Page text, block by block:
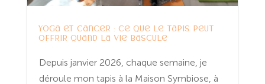
Yoga et cancer : ce que le tapis peut
offrir quand la vie bascule
Depuis janvier 2026, chaque semaine, je
déroule mon tapis à la Maison Symbiose, à